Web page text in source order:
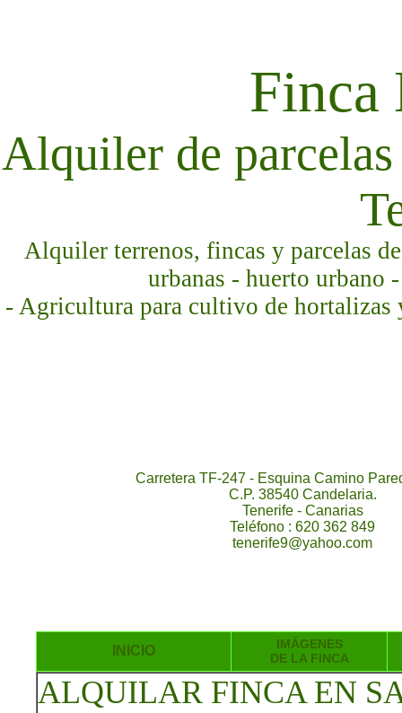
Finca
Alquiler de
Alquiler terrenos, fincas y parcelas
urbanas - huerto urbano
- Agricultura para cultivo de hortalizas
Carretera TF-247 - Esquina Camino
C.P. 38540 Candelaria.
Tenerife - Canarias
Teléfono : 620 362 849
tenerife9@yahoo.com
INICIO
IMÁGENES
DE LA FINCA
ALQUILAR FINCA EN